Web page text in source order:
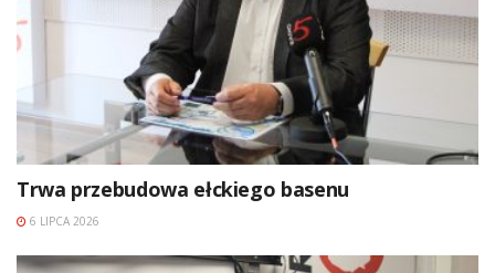
Trwa przebudowa ełckiego basenu
6 LIPCA 2026